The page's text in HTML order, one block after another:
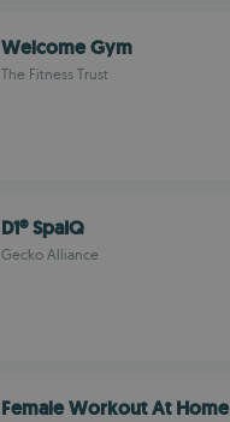
Welcome Gym
The Fitness Trust
D1® SpaIQ
Gecko Alliance
Female Workout At Home